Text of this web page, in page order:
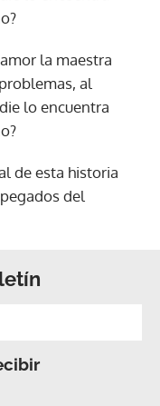
la maestra
al
lo encuentra
de esta historia
del